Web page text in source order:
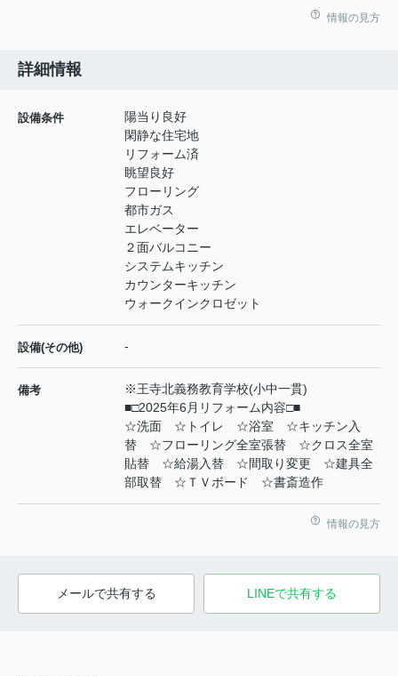
情報の見方
詳細情報
設備条件
陽当り良好
閑静な住宅地
リフォーム済
眺望良好
フローリング
都市ガス
エレベーター
２面バルコニー
システムキッチン
カウンターキッチン
ウォークインクロゼット
設備(その他) -
備考
※王寺北義務教育学校(小中一貫)
■□2025年6月リフォーム内容□■
☆洗面 ☆トイレ ☆浴室 ☆キッチン入
替 ☆フローリング全室張替 ☆クロス全室
貼替 ☆給湯入替 ☆間取り変更 ☆建具全
部取替 ☆ＴＶボード ☆書斎造作
情報の見方
メールで共有する LINEで共有する